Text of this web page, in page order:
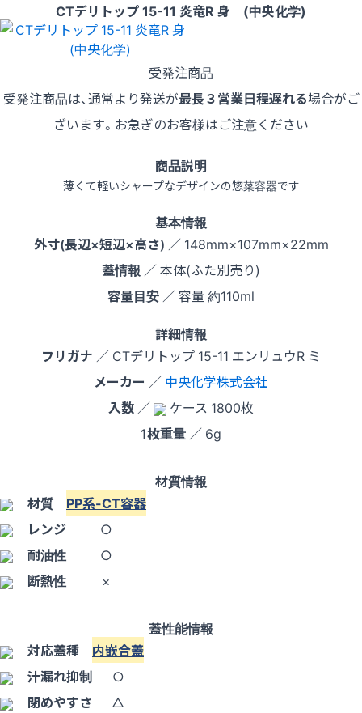
CTデリトップ 15-11 炎竜R 身 (中央化学)
受発注商品
受発注商品は、通常より発送が最長３営業日程遅れる場合がご
ざいます。お急ぎのお客様はご注意ください
商品説明
薄くて軽いシャープなデザインの惣菜容器です
基本情報
外寸(長辺×短辺×高さ) ／ 148mm×107mm×22mm
蓋情報 ／ 本体(ふた別売り)
容量目安 ／ 容量 約110ml
詳細情報
フリガナ ／ CTデリトップ 15-11 エンリュウR ミ
メーカー ／ 中央化学株式会社
入数 ／
ケース 1800枚
1枚重量 ／ 6g
材質情報
材質 PP系-CT容器
レンジ
○
耐油性
○
断熱性
×
蓋性能情報
対応蓋種 内嵌合蓋
汁漏れ抑制
○
閉めやすさ
△